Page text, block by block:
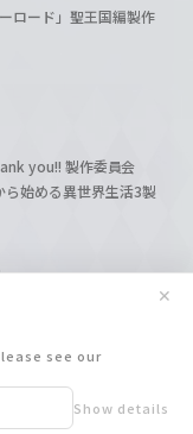
see our
Show details
✕
ロード」聖王国編製作
you!! 製作委員会
始める異世界生活3製